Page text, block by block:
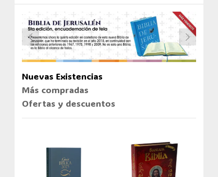
Nuevas Existencias
Más compradas
Ofertas y descuentos